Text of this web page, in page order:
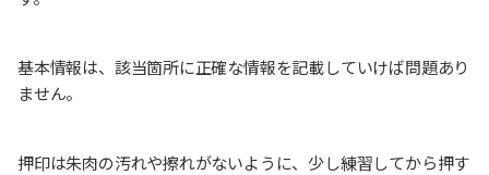
基本情報は、該当箇所に正確な情報を記載していけば問題あり
ません。
押印は朱肉の汚れや擦れがないように、少し練習してから押す